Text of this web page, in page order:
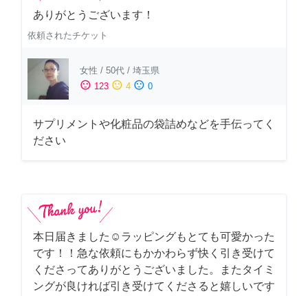
ありがとうございます！
依頼されたチケット
女性 / 50代 / 埼玉県
sentiment_satisfied 123 sentiment_neutral 4 sentiment_dissatisfied 0
サプリメントや化粧品の袋詰めなどを手伝ってく
ださい
本日届きました☺️ラッピングもとても可愛かった
です！！急な依頼にもかかわらず快く引き受けて
くださってありがとうございました。またタイミ
ングが良ければ引き受けてくださると嬉しいです